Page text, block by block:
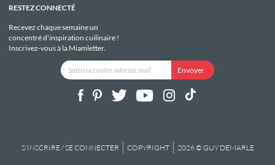
RESTEZ CONNECTÉ
Recevez chaque semaine un
concentré d'inspiration cuilinaire !
Inscrivez-vous à la Miamletter.
S'INSCRIRE / SE CONNECTER COPYRIGHT 2026 © GUY DEMARLE